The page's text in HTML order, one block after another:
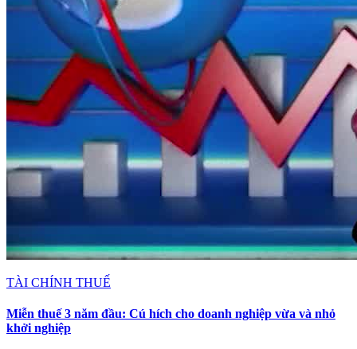
TÀI CHÍNH THUẾ
Miễn thuế 3 năm đầu: Cú hích cho doanh nghiệp vừa và nhỏ
khởi nghiệp